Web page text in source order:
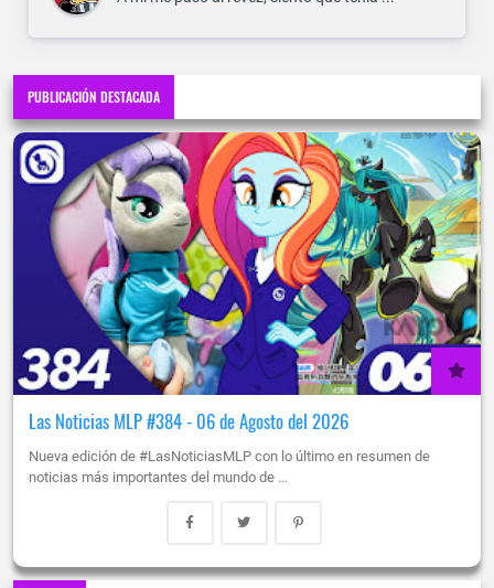
PUBLICACIÓN DESTACADA
Las Noticias MLP #384 - 06 de Agosto del 2026
Nueva edición de #LasNoticiasMLP con lo último en resumen de
noticias más importantes del mundo de …